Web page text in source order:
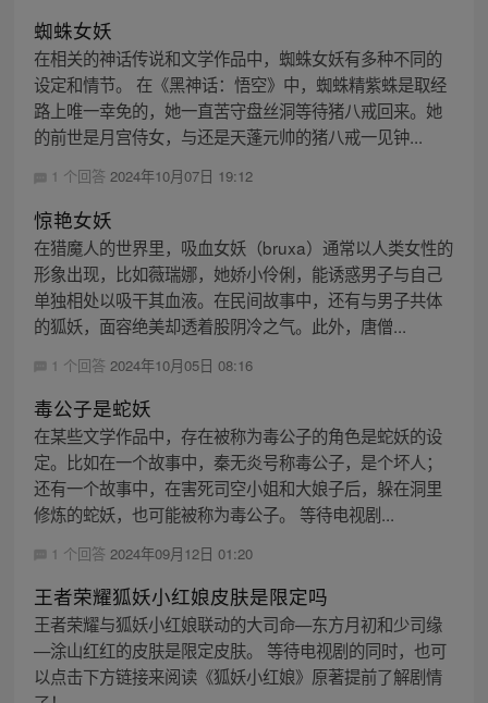
蜘蛛女妖
在相关的神话传说和文学作品中，蜘蛛女妖有多种不同的
设定和情节。 在《黑神话：悟空》中，蜘蛛精紫蛛是取经
路上唯一幸免的，她一直苦守盘丝洞等待猪八戒回来。她
的前世是月宫侍女，与还是天蓬元帅的猪八戒一见钟...
1 个回答 2024年10月07日 19:12
惊艳女妖
在猎魔人的世界里，吸血女妖（bruxa）通常以人类女性的
形象出现，比如薇瑞娜，她娇小伶俐，能诱惑男子与自己
单独相处以吸干其血液。在民间故事中，还有与男子共体
的狐妖，面容绝美却透着股阴冷之气。此外，唐僧...
1 个回答 2024年10月05日 08:16
毒公子是蛇妖
在某些文学作品中，存在被称为毒公子的角色是蛇妖的设
定。比如在一个故事中，秦无炎号称毒公子，是个坏人；
还有一个故事中，在害死司空小姐和大娘子后，躲在洞里
修炼的蛇妖，也可能被称为毒公子。 等待电视剧...
1 个回答 2024年09月12日 01:20
王者荣耀狐妖小红娘皮肤是限定吗
王者荣耀与狐妖小红娘联动的大司命—东方月初和少司缘
—涂山红红的皮肤是限定皮肤。 等待电视剧的同时，也可
以点击下方链接来阅读《狐妖小红娘》原著提前了解剧情